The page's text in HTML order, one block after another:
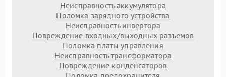
Неисправность аккумулятора
Поломка зарядного устройства
Неисправность инвертора
Повреждение входных/выходных разъемов
Поломка платы управления
Неисправность трансформатора
Повреждение конденсаторов